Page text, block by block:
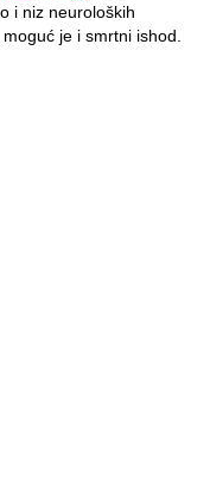
i niz neuroloških
je i smrtni ishod.